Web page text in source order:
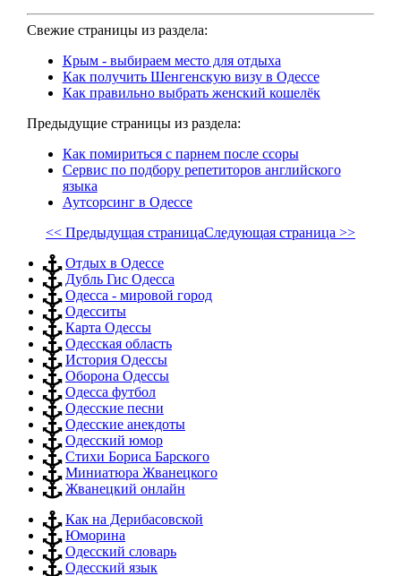
Свежие страницы из раздела:
Крым - выбираем место для отдыха
Как получить Шенгенскую визу в Одессе
Как правильно выбрать женский кошелёк
Предыдущие страницы из раздела:
Как помириться с парнем после ссоры
Сервис по подбору репетиторов английского
языка
Аутсорсинг в Одессе
<< Предыдущая страницаСледующая страница >>
Отдых в Одессе
Дубль Гис Одесса
Одесса - мировой город
Одесситы
Карта Одессы
Одесская область
История Одессы
Оборона Одессы
Одесса футбол
Одесские песни
Одесские анекдоты
Одесский юмор
Стихи Бориса Барского
Миниатюра Жванецкого
Жванецкий онлайн
Как на Дерибасовской
Юморина
Одесский словарь
Одесский язык